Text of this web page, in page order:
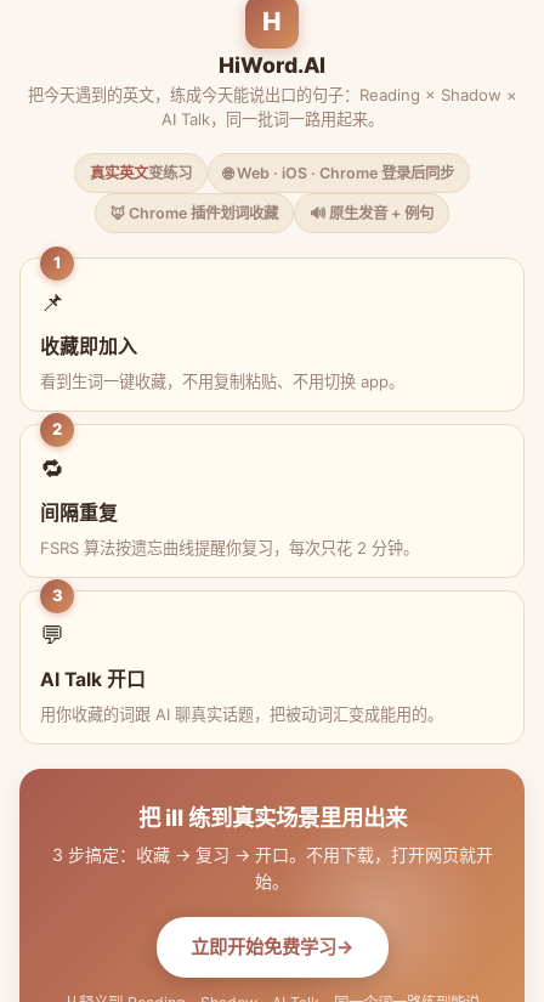
H
HiWord.AI
把今天遇到的英文，练成今天能说出口的句子：Reading × Shadow ×
AI Talk，同一批词一路用起来。
真实英文变练习 🌐 Web · iOS · Chrome 登录后同步
🦊 Chrome 插件划词收藏 🔊 原生发音 + 例句
1
📌
收藏即加入
看到生词一键收藏，不用复制粘贴、不用切换 app。
2
🔁
间隔重复
FSRS 算法按遗忘曲线提醒你复习，每次只花 2 分钟。
3
💬
AI Talk 开口
用你收藏的词跟 AI 聊真实话题，把被动词汇变成能用的。
把 ill 练到真实场景里用出来
3 步搞定：收藏 → 复习 → 开口。不用下载，打开网页就开
始。
立即开始免费学习